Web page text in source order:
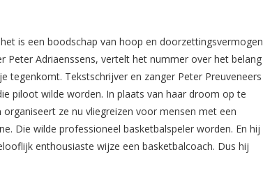
is een boodschap van hoop en
Peter Adriaenssens, vertelt het nummer over het belang
tegenkomt. Tekstschrijver en zanger Peter Preuveneers
piloot wilde worden. In plaats van haar droom op te
ze nu vliegreizen voor mensen met een
Die wilde professioneel basketbalspeler worden. En hij
enthousiaste wijze een basketbalcoach. Dus hij